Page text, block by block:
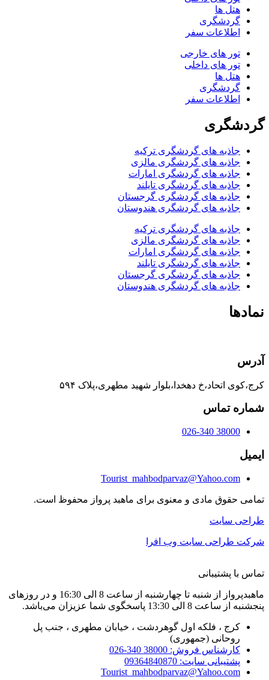
هتل ها
گردشگری
اطلاعات سفر
تور های خارجی
تور های داخلی
هتل ها
گردشگری
اطلاعات سفر
گردشگری
جاذبه های گردشگری ترکیه
جاذبه های گردشگری مالزی
جاذبه های گردشگری امارات
جاذبه های گردشگری تایلند
جاذبه های گردشگری گرجستان
جاذبه های گردشگری هندوستان
جاذبه های گردشگری ترکیه
جاذبه های گردشگری مالزی
جاذبه های گردشگری امارات
جاذبه های گردشگری تایلند
جاذبه های گردشگری گرجستان
جاذبه های گردشگری هندوستان
نمادها
آدرس
کرج،کوی اتحاد،خ دهخدا،بلوار شهید مطهری،پلاک ۵۹۴
شماره تماس
38000 026-340
ایمیل
Tourist_mahbodparvaz@Yahoo.com
تمامی حقوق مادی و معنوی برای ماهبد پرواز محفوظ است.
طراحی سایت
شرکت طراحی سایت وب افرا
تماس با پشتیبانی
ماهبدپرواز از شنبه تا چهارشنبه از ساعت 8 الی 16:30 و در روزهای
پنجشنبه از ساعت 8 الی 13:30 پاسخگوی شما عزیزان می‌باشد.
کرج ، فلکه اول گوهردشت ، خیابان مطهری ، جنب پل
روحانی (جمهوری)
کارشناس فروش: 38000 340-026
پشتیبانی سایت: 09364840870
Tourist_mahbodparvaz@Yahoo.com